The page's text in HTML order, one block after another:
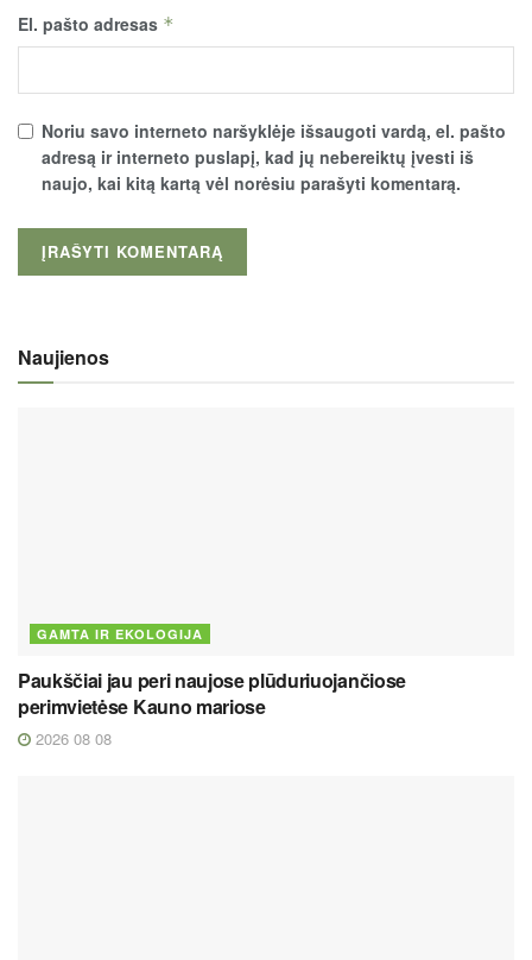
El. pašto adresas *
Noriu savo interneto naršyklėje išsaugoti vardą, el. pašto
adresą ir interneto puslapį, kad jų nebereiktų įvesti iš
naujo, kai kitą kartą vėl norėsiu parašyti komentarą.
Naujienos
GAMTA IR EKOLOGIJA
Paukščiai jau peri naujose plūduriuojančiose
perimvietėse Kauno mariose
2026 08 08